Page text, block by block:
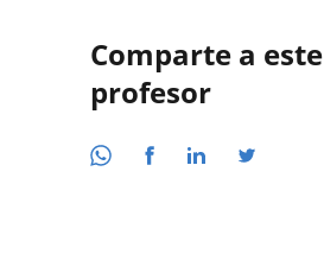
Comparte a este
profesor